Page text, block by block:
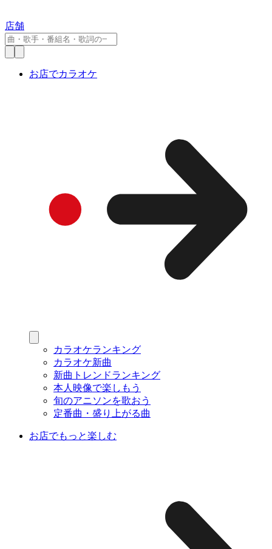
店舗
お店でカラオケ
カラオケランキング
カラオケ新曲
新曲トレンドランキング
本人映像で楽しもう
旬のアニソンを歌おう
定番曲・盛り上がる曲
お店でもっと楽しむ